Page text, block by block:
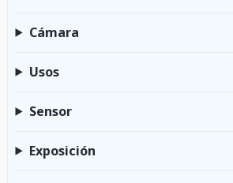
Cámara
Usos
Sensor
Exposición